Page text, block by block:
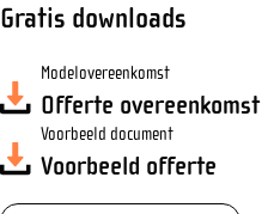
Gratis downloads
Modelovereenkomst
Offerte overeenkomst
Voorbeeld document
Voorbeeld offerte